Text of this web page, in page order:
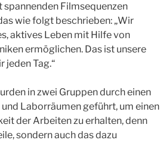
spannenden Filmsequenzen
wie folgt beschrieben: „Wir
aktives Leben mit Hilfe von
ermöglichen. Das ist unsere
jeden Tag.“
in zwei Gruppen durch einen
Laborräumen geführt, um einen
der Arbeiten zu erhalten, denn
sondern auch das dazu